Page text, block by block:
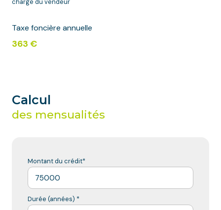
charge du vendeur
Taxe foncière annuelle
363 €
Calcul
des mensualités
Montant du crédit*
Durée (années) *